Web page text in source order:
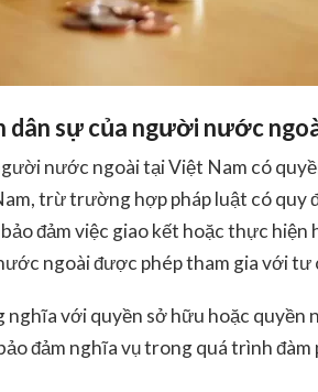
dân sự của người nước
nước ngoài tại Việt Nam có
trừ trường hợp pháp luật có quy
đảm việc giao kết hoặc thực
ngoàiđược phép tham gia với tư
nghĩa với quyền sở hữu hoặc quyền
đảm nghĩa vụ trong quá trình đàm